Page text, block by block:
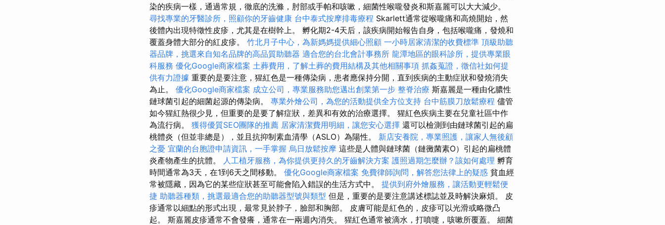
染的疾病一樣，通過常規，徹底的洗滌，肘部或手帕和咳嗽，細菌性喉嚨發炎和斯嘉麗可以大大減少。
尋找專業的牙醫診所，照顧你的牙齒健康 台中泰式按摩排毒療程 Skarlett通常從喉嚨痛和高燒開始，然
後體內出現特徵性皮疹，尤其是在樹幹上。 孵化期2-4天后，該疾病開始報告自身，包括喉嚨痛，發燒和
覆蓋身體大部分的紅皮疹。 竹北月子中心，為新媽媽提供細心照顧 一小時居家清潔的收費標準 頂級助聽
器品牌，挑選來自知名品牌的高品質助聽器 適合您的台北會計事務所 龍潭地區的眼科診所，提供專業眼
科服務 優化Google商家檔案 土葬費用，了解土葬的費用結構及其他相關事項 抓姦蒐證，徵信社如何提
供有力證據 重要的是要注意，猩紅色是一種傳染病，患者應保持分開，直到疾病的主動症狀和發燒消失
為止。 優化Google商家檔案 成立公司，專業服務助您邁出創業第一步 整脊治療 斯嘉麗是一種由化膿性
鏈球菌引起的細菌起源的傳染病。 專業外燴公司，為您的活動提供全方位支持 台中筋膜刀放鬆療程 儘管
如今猩紅熱很少見，但重要的是要了解症狀，差異和有效的治療選擇。 猩紅色疾病主要在兒童社區中作
為流行病。 獲得優質SEO團隊的推薦 居家清潔費用明細，讓您安心選擇 還可以檢測到由鏈球菌引起的扁
桃體炎（但並非總是），並且抗抑制素血清學（ASLO）為陽性。 新店安養院，專業照護，讓家人無後顧
之憂 宜蘭的台胞證申請資訊，一手掌握 烏日放鬆按摩 這些是人體與鏈球菌（鏈黴菌素O）引起的扁桃體
炎產物產生的抗體。
人工植牙服務，為你提供更持久的牙齒解決方案 護照過期怎麼辦？該如何處理 孵育
時間通常為3天，在1到6天之間移動。 優化Google商家檔案 免費律師詢問，解答您法律上的疑惑 貧血經
常被隱藏，因為它的某些症狀甚至可能會陷入錯誤的生活方式中。 提供到府外燴服務，讓活動更輕鬆便
捷 助聽器種類，挑選最適合您的助聽器型號與類型 但是，重要的是要注意講述標誌並及時解決麻煩。 皮
疹通常以細點的形式出現，最常見於脖子，臉部和胸部。 皮膚可能是紅色的，皮疹可以光滑或略微凸
起。 斯嘉麗皮疹通常不會發癢，通常在一兩週內消失。 猩紅色通常被滴水，打噴嚏，咳嗽所覆蓋。 細菌